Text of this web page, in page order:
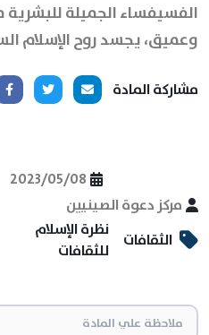
الفسيفساء الجميلة
وعميق، يجسد روح الإسلام
مشاركة المادة
مركز دعوة الصينيين
2023/05/08
الثقافات
نظرة الإسلام
للثقافات